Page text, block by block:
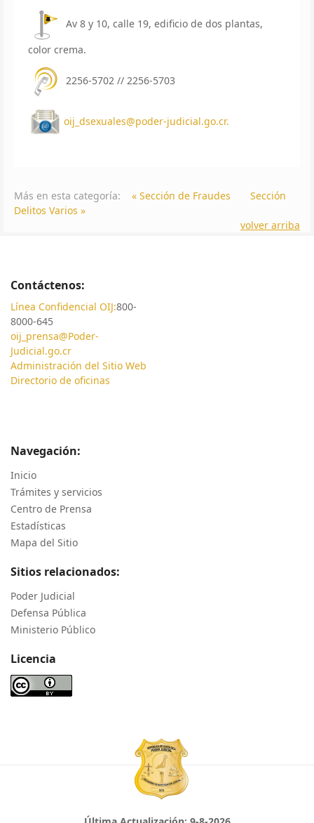
Av 8 y 10, calle 19, edificio de dos plantas,
color crema.
2256-5702 // 2256-5703
oij_dsexuales@poder-judicial.go.cr.
Más en esta categoría: « Sección de Fraudes
Sección
Delitos Varios »
volver arriba
Contáctenos:
Línea Confidencial OIJ:800-
8000-645
oij_prensa@Poder-
Judicial.go.cr
Administración del Sitio Web
Directorio de oficinas
Navegación:
Inicio
Trámites y servicios
Centro de Prensa
Estadísticas
Mapa del Sitio
Sitios relacionados:
Poder Judicial
Defensa Pública
Ministerio Público
Licencia